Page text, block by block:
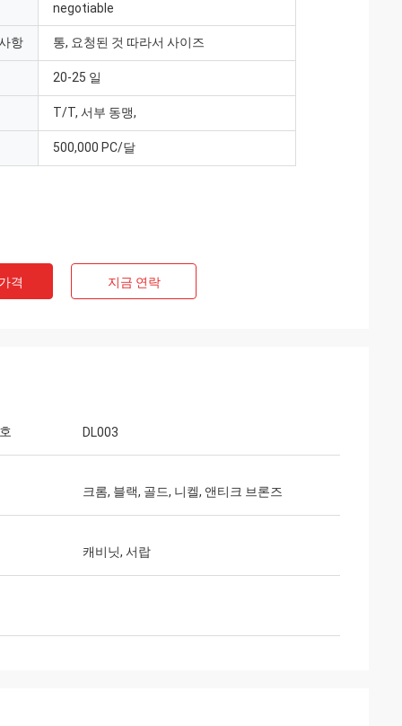
negotiable
항 통, 요청된 것 따라서 사이즈
20-25 일
T/T, 서부 동맹,
500,000 PC/달
격 지금 연락
DL003
크롬, 블랙, 골드, 니켈, 앤티크 브론즈
캐비닛, 서랍